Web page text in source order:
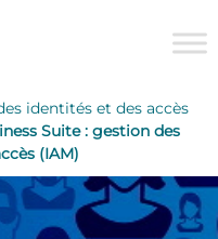
identités et des accès
Suite : gestion des
(IAM)